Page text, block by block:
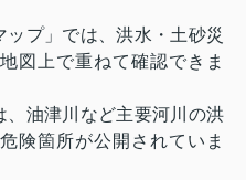
プ」では、洪水・土砂災
図上で重ねて確認できま
、油津川など主要河川の洪
険箇所が公開されていま